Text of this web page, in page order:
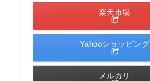
楽天市場
Yahooショッピング
メルカリ